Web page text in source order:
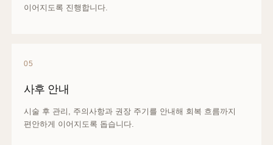
이어지도록 진행합니다.
05
사후 안내
시술 후 관리, 주의사항과 권장 주기를 안내해 회복 흐름까지
편안하게 이어지도록 돕습니다.